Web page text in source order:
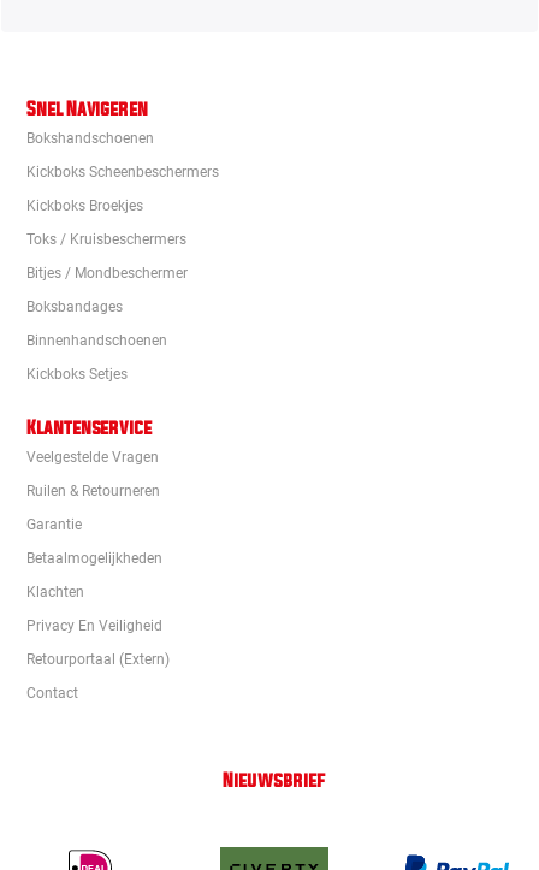
Snel Navigeren
Bokshandschoenen
Kickboks Scheenbeschermers
Kickboks Broekjes
Toks / Kruisbeschermers
Bitjes / Mondbeschermer
Boksbandages
Binnenhandschoenen
Kickboks Setjes
Klantenservice
Veelgestelde Vragen
Ruilen & Retourneren
Garantie
Betaalmogelijkheden
Klachten
Privacy En Veiligheid
Retourportaal (extern)
Contact
Nieuwsbrief